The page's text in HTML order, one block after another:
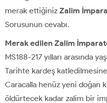
merak ettiğiniz Zalim
Sorusunun cevabı.
Merak edilen Zalim
MS188-217 yılları arasında
Tarihte kardeş
Caracalla henüz yeni doğan
öldürtecek kadar zalim bir